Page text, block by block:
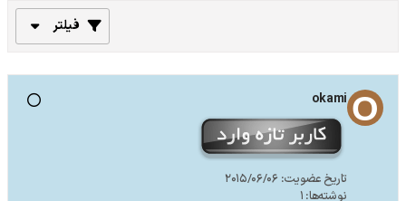
فیلتر
okami
تاریخ عضویت: 2015/06/06
نوشته‌ها: 1